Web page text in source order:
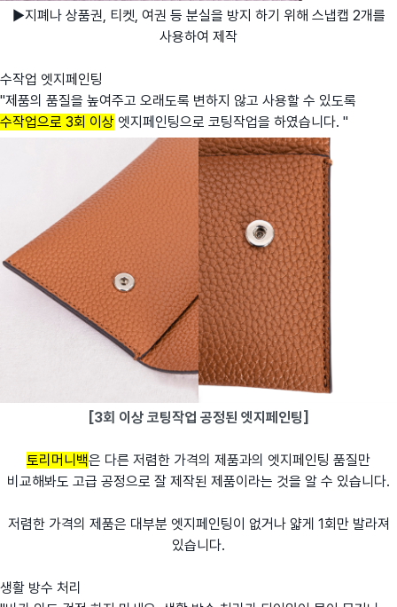
▶지폐나 상품권, 티켓, 여권 등 분실을 방지 하기 위해 스냅캡 2개를
사용하여 제작
수작업 엣지페인팅
"제품의 품질을 높여주고 오래도록 변하지 않고 사용할 수 있도록
수작업으로 3회 이상 엣지페인팅으로 코팅작업을 하였습니다. "
[3회 이상 코팅작업 공정된 엣지페인팅]
토리머니백은 다른 저렴한 가격의 제품과의 엣지페인팅 품질만
비교해봐도 고급 공정으로 잘 제작된 제품이라는 것을 알 수 있습니다.
저렴한 가격의 제품은 대부분 엣지페인팅이 없거나 얇게 1회만 발라져
있습니다.
생활 방수 처리